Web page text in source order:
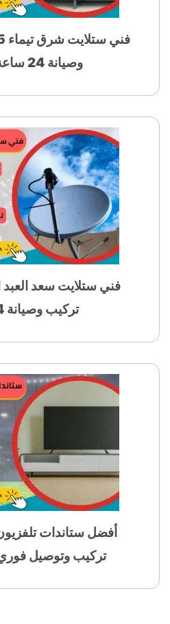
وصيانة 24 ساعة بالجهراء
تركيب وصيانة 24 ساعة
تركيب وتوصيل فوري